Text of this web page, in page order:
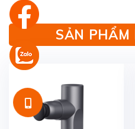
SẢN PHẨM